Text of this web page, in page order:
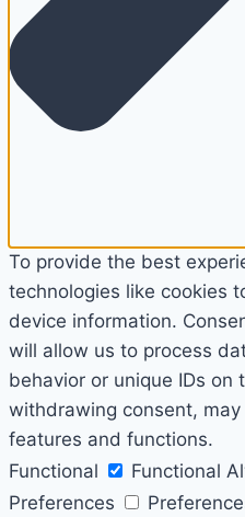
To provide the best
technologies like cookies
device information.
will allow us to process
behavior or unique IDs
withdrawing consent,
features and functions.
Functional
Functional
Preferences